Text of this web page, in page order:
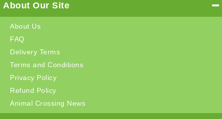
About Our Site
About Us
FAQ
Delivery Terms
Terms and Conditions
Privacy Policy
Refund Policy
Animal Crossing News